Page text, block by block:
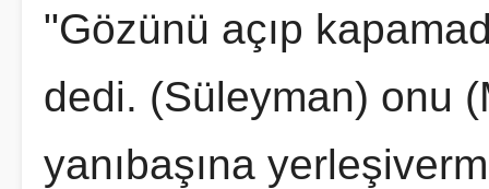
"Gözünü açıp
dedi. (Süleyman) onu
yanıbaşına